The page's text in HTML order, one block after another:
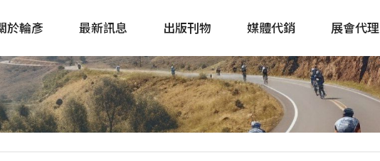
於輪彥 最新訊息 出版刊物
自行車&電動車市場快訊
單車誌 Cycling Update
媒體代銷 展會代理